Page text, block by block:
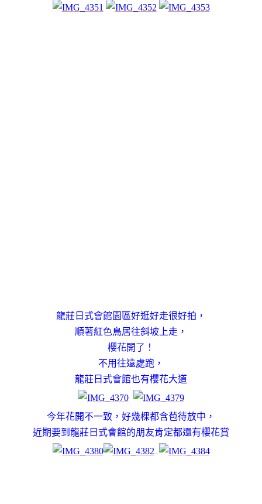
龍莊日式會館園區好逛好走很好拍，
順著紅色鳥居往斜坡上走，
櫻花開了！
不用往遠處跑，
龍莊日式會館也有櫻花大道
今年花開不一致，好幾棵都含苞待放中，
近期要到龍莊日式會館的朋友肯定都還有櫻花賞